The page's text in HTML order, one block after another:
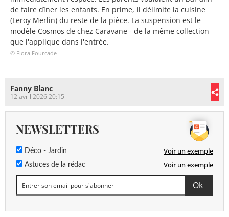
de faire dîner les enfants. En prime, il délimite la cuisine
(Leroy Merlin) du reste de la pièce. La suspension est le
modèle Cosmos de chez Caravane - de la même collection
que l'applique dans l'entrée.
© Flora Fourcade
Fanny Blanc
12 avril 2026 20:15
NEWSLETTERS
Déco - Jardin Voir un exemple
Astuces de la rédac Voir un exemple